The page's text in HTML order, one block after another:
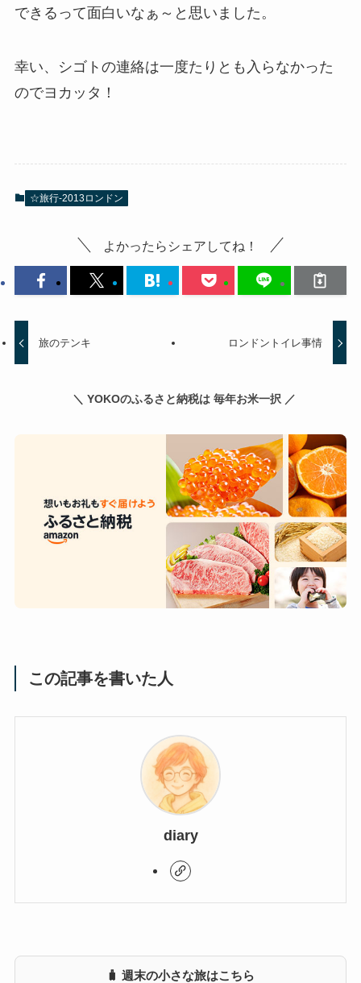
できるって面白いなぁ～と思いました。
幸い、シゴトの連絡は一度たりとも入らなかった
のでヨカッタ！
☆旅行-2013ロンドン
よかったらシェアしてね！
旅のテンキ ロンドントイレ事情
＼ YOKOのふるさと納税は 毎年お米一択 ／
この記事を書いた人
diary
🧳 週末の小さな旅はこちら